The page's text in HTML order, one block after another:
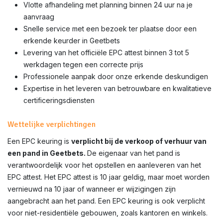
Vlotte afhandeling met planning binnen 24 uur na je
aanvraag
Snelle service met een bezoek ter plaatse door een
erkende keurder in Geetbets
Levering van het officiële EPC attest binnen 3 tot 5
werkdagen tegen een correcte prijs
Professionele aanpak door onze erkende deskundigen
Expertise in het leveren van betrouwbare en kwalitatieve
certificeringsdiensten
Wettelijke verplichtingen
Een EPC keuring is verplicht bij de verkoop of verhuur van
een pand in Geetbets. De eigenaar van het pand is
verantwoordelijk voor het opstellen en aanleveren van het
EPC attest. Het EPC attest is 10 jaar geldig, maar moet worden
vernieuwd na 10 jaar of wanneer er wijzigingen zijn
aangebracht aan het pand. Een EPC keuring is ook verplicht
voor niet-residentiële gebouwen, zoals kantoren en winkels.